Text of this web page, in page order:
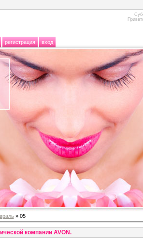
регистрация вход
» 05
компании AVON.